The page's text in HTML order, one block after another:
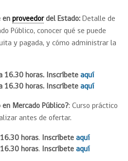
en proveedordel Estado: Detalle de
Público, conocer qué se puede
y pagada, y cómo administrar la
16.30 horas. Inscríbete aquí
16.30 horas. Inscríbete aquí
Mercado Público?: Curso práctico
antes de ofertar.
horas. Inscríbete aquí
horas. Inscríbete aquí